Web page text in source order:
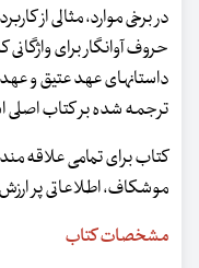
در برخی موارد، مثالی از
حروف آوانگار برای
داستانهای عهد عتیق و عهد
ترجمه شده بر کتاب
کتاب برای تمامی علاقه
موشکاف، اطلاعاتی پر
مشخصات کتاب